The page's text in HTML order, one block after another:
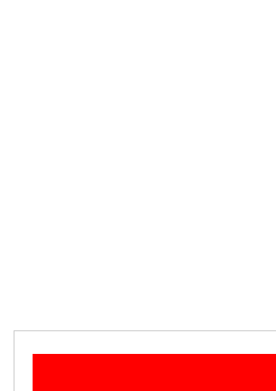
Travaux divers
Covoiturage